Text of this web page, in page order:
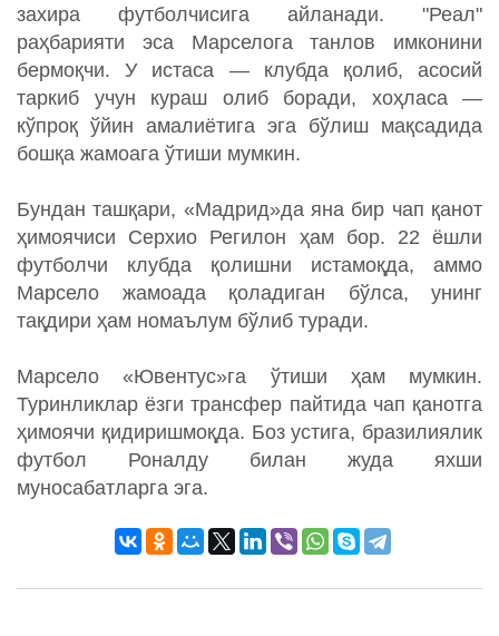
захира футболчисига айланади. "Реал"
раҳбарияти эса Марселога танлов имконини
бермоқчи. У истаса — клубда қолиб, асосий
таркиб учун кураш олиб боради, хоҳласа —
кўпроқ ўйин амалиётига эга бўлиш мақсадида
бошқа жамоага ўтиши мумкин.
Бундан ташқари, «Мадрид»да яна бир чап қанот
ҳимоячиси Серхио Регилон ҳам бор. 22 ёшли
футболчи клубда қолишни истамоқда, аммо
Марсело жамоада қоладиган бўлса, унинг
тақдири ҳам номаълум бўлиб туради.
Марсело «Ювентус»га ўтиши ҳам мумкин.
Туринликлар ёзги трансфер пайтида чап қанотга
ҳимоячи қидиришмоқда. Боз устига, бразилиялик
футбол Роналду билан жуда яхши
муносабатларга эга.